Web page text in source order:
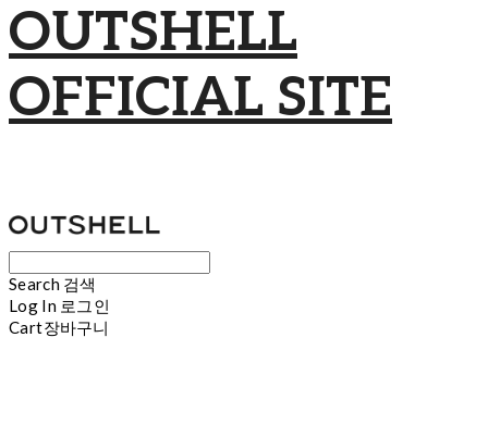
OUTSHELL
OFFICIAL SITE
Search 검색
Log In 로그인
Cart장바구니